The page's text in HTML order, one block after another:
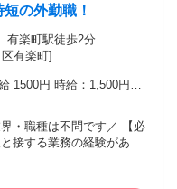
キャリアカウンセラー、
ー経験がある方 ・人事と
方 ・ブライダルやホテル
たけど、 これから
しぶりに仕事を再開した
時間を見直したい」 あな
の外勤職！
有楽町駅徒歩2分
有楽町]
：1,500円
末〆、翌月22日支払い
職種は不問です／ 【必
接する業務の経験がある